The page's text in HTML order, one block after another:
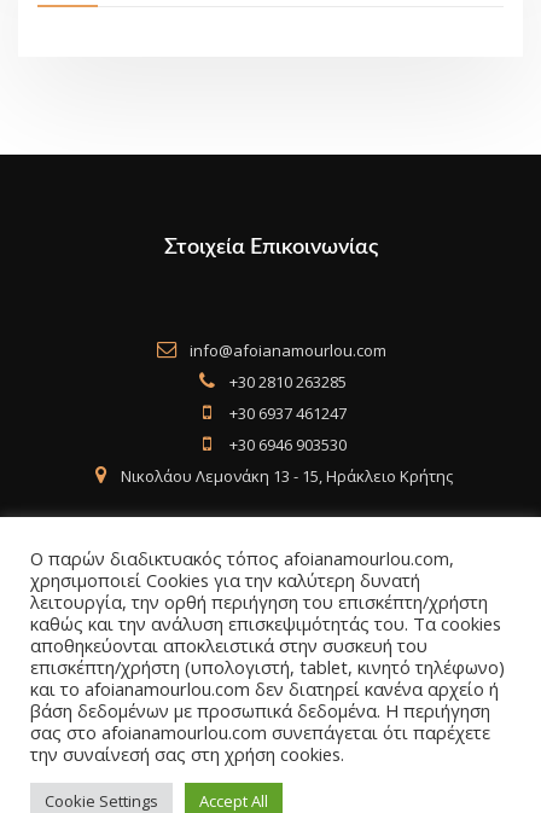
Στοιχεία Επικοινωνίας
info@afoianamourlou.com
+30 2810 263285
+30 6937 461247
+30 6946 903530
Νικολάου Λεμονάκη 13 - 15, Ηράκλειο Κρήτης
Social Media
Facebook
Instagram
LinkedIn
Ο παρών διαδικτυακός τόπος afoianamourlou.com,
χρησιμοποιεί Cookies για την καλύτερη δυνατή
λειτουργία, την ορθή περιήγηση του επισκέπτη/χρήστη
καθώς και την ανάλυση επισκεψιμότητάς του. Τα cookies
αποθηκεύονται αποκλειστικά στην συσκευή του
επισκέπτη/χρήστη (υπολογιστή, tablet, κινητό τηλέφωνο)
και το afoianamourlou.com δεν διατηρεί κανένα αρχείο ή
βάση δεδομένων με προσωπικά δεδομένα. Η περιήγηση
σας στο afoianamourlou.com συνεπάγεται ότι παρέχετε
την συναίνεσή σας στη χρήση cookies.
Cookie Settings Accept All